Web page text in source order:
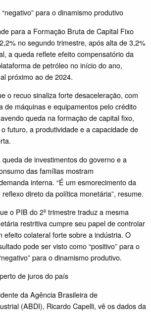
para o dinamismo produtivo
para a Formação Bruta de Capital Fixo
no segundo trimestre, após alta de 3,2%
a queda reflete efeito compensatório da
de petróleo no início do ano,
próximo ao de 2024.
o recuo sinaliza forte desaceleração, com
de máquinas e equipamentos pelo crédito
queda na formação de capital fixo,
futuro, a produtividade e a capacidade de
de investimentos do governo e a
das famílias mostram
interna. “É um esmorecimento da
direto da política monetária”, resume.
o PIB do 2º trimestre traduz a mesma
restritiva cumpre seu papel de controlar
efeito colateral forte sobre a indústria. O
pode ser visto como “positivo” para o
para o dinamismo produtivo.
de juros do país
da Agência Brasileira de
(ABDI), Ricardo Capelli, vê os dados da